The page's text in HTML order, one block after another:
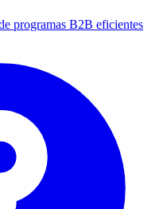
programas B2B eficientes